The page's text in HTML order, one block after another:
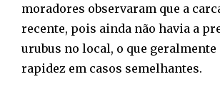
moradores observaram que a
recente, pois ainda não havia a
urubus no local, o que
rapidez em casos semelhantes.